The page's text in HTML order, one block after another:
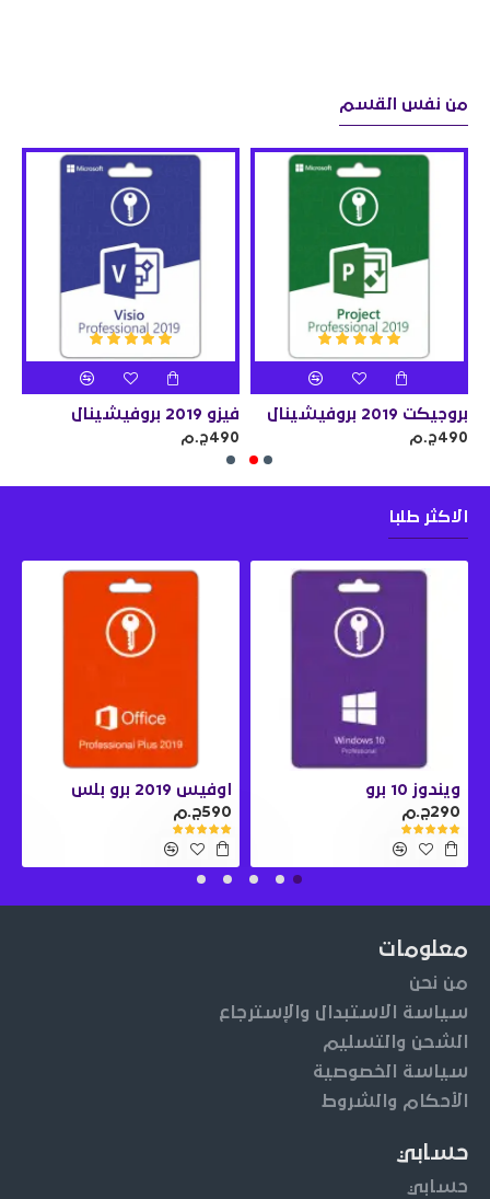
من نفس القسم
بروجيكت 2019 بروفيشينال
490ج.م
فيزو 2019 بروفيشينال
490ج.م
الاكثر طلبا
ويندوز 10 برو
290ج.م
اوفيس 2019 برو بلس
590ج.م
معلومات
من نحن
سياسة الاستبدال والإسترجاع
الشحن والتسليم
سياسة الخصوصية
الأحكام والشروط
حسابي
حسابي